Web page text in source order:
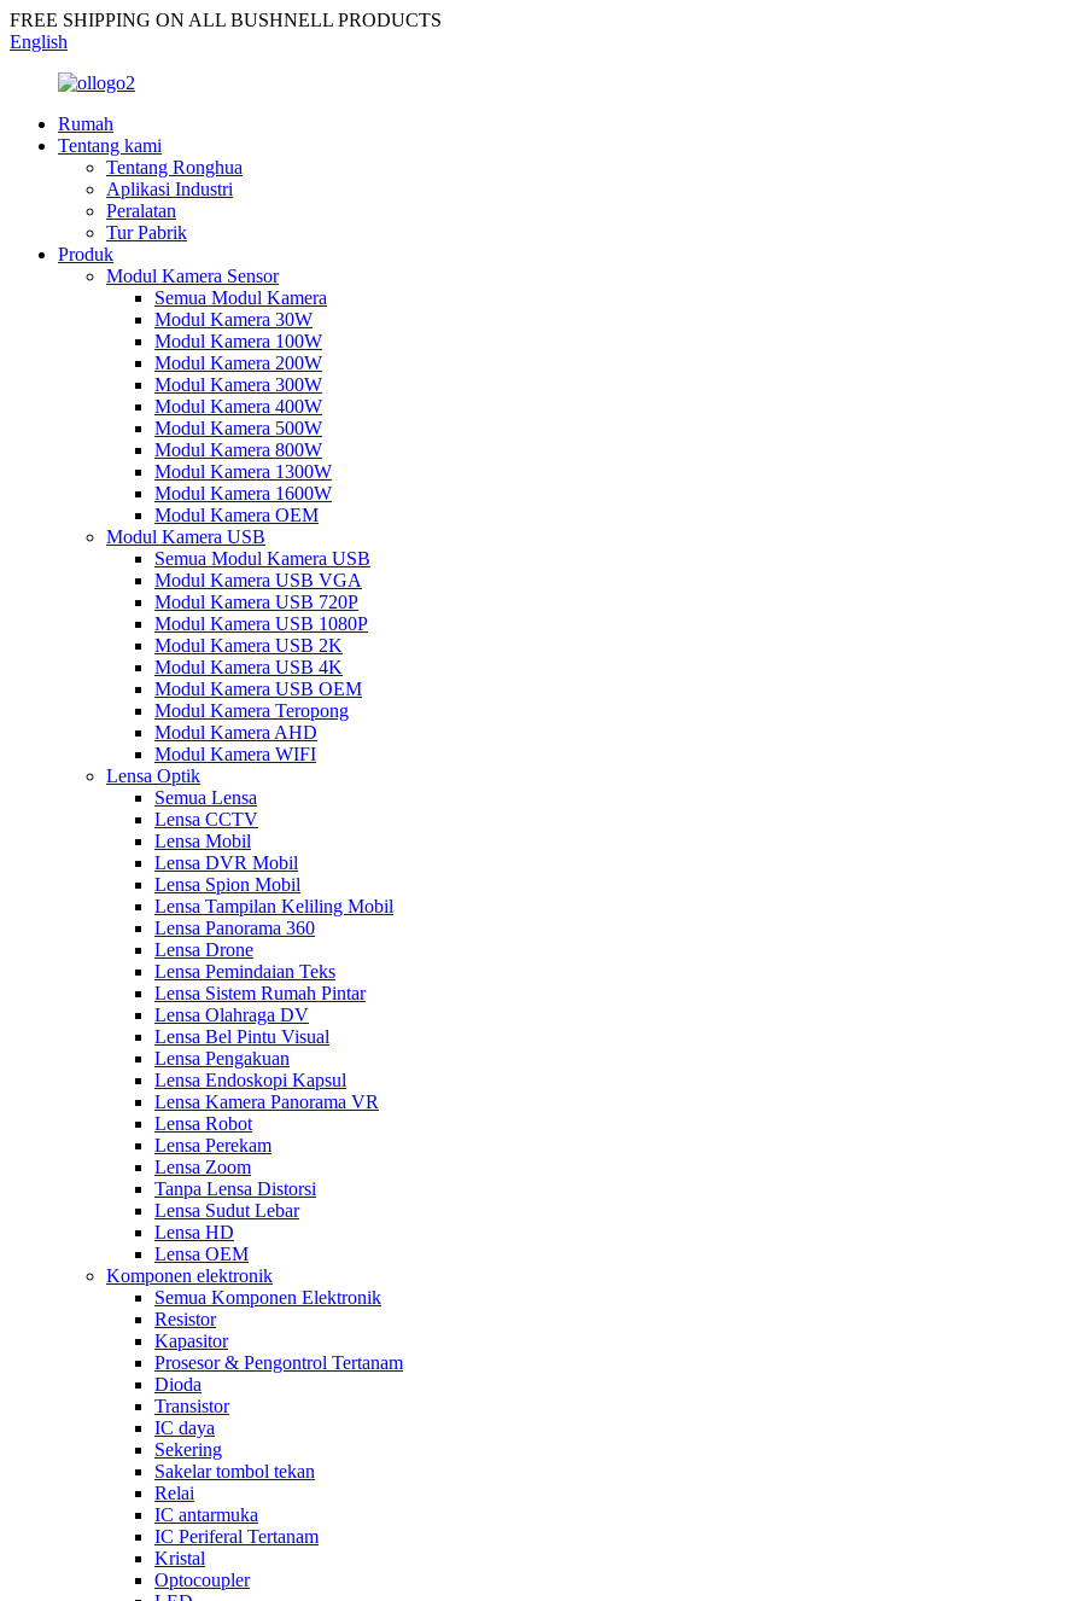
FREE SHIPPING ON ALL BUSHNELL PRODUCTS
English
Rumah
Tentang kami
Tentang Ronghua
Aplikasi Industri
Peralatan
Tur Pabrik
Produk
Modul Kamera Sensor
Semua Modul Kamera
Modul Kamera 30W
Modul Kamera 100W
Modul Kamera 200W
Modul Kamera 300W
Modul Kamera 400W
Modul Kamera 500W
Modul Kamera 800W
Modul Kamera 1300W
Modul Kamera 1600W
Modul Kamera OEM
Modul Kamera USB
Semua Modul Kamera USB
Modul Kamera USB VGA
Modul Kamera USB 720P
Modul Kamera USB 1080P
Modul Kamera USB 2K
Modul Kamera USB 4K
Modul Kamera USB OEM
Modul Kamera Teropong
Modul Kamera AHD
Modul Kamera WIFI
Lensa Optik
Semua Lensa
Lensa CCTV
Lensa Mobil
Lensa DVR Mobil
Lensa Spion Mobil
Lensa Tampilan Keliling Mobil
Lensa Panorama 360
Lensa Drone
Lensa Pemindaian Teks
Lensa Sistem Rumah Pintar
Lensa Olahraga DV
Lensa Bel Pintu Visual
Lensa Pengakuan
Lensa Endoskopi Kapsul
Lensa Kamera Panorama VR
Lensa Robot
Lensa Perekam
Lensa Zoom
Tanpa Lensa Distorsi
Lensa Sudut Lebar
Lensa HD
Lensa OEM
Komponen elektronik
Semua Komponen Elektronik
Resistor
Kapasitor
Prosesor & Pengontrol Tertanam
Dioda
Transistor
IC daya
Sekering
Sakelar tombol tekan
Relai
IC antarmuka
IC Periferal Tertanam
Kristal
Optocoupler